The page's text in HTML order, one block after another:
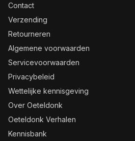
Contact
Verzending
Retourneren
Algemene voorwaarden
Servicevoorwaarden
Privacybeleid
Wettelijke kennisgeving
Over Oeteldonk
Oeteldonk Verhalen
Kennisbank